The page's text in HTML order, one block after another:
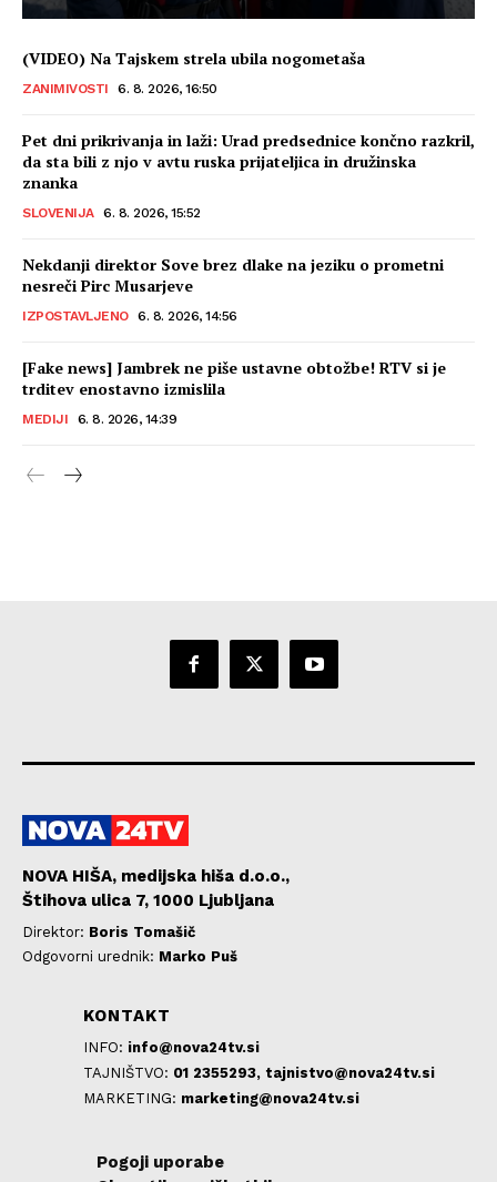
(VIDEO) Na Tajskem strela ubila nogometaša
ZANIMIVOSTI 6. 8. 2026, 16:50
Pet dni prikrivanja in laži: Urad predsednice končno razkril,
da sta bili z njo v avtu ruska prijateljica in družinska
znanka
SLOVENIJA 6. 8. 2026, 15:52
Nekdanji direktor Sove brez dlake na jeziku o prometni
nesreči Pirc Musarjeve
IZPOSTAVLJENO 6. 8. 2026, 14:56
[Fake news] Jambrek ne piše ustavne obtožbe! RTV si je
trditev enostavno izmislila
MEDIJI 6. 8. 2026, 14:39
NOVA HIŠA, medijska hiša d.o.o.,
Štihova ulica 7, 1000 Ljubljana
Direktor: Boris Tomašič
Odgovorni urednik: Marko Puš
KONTAKT
INFO: info@nova24tv.si
TAJNIŠTVO: 01 2355293, tajnistvo@nova24tv.si
MARKETING: marketing@nova24tv.si
Pogoji uporabe